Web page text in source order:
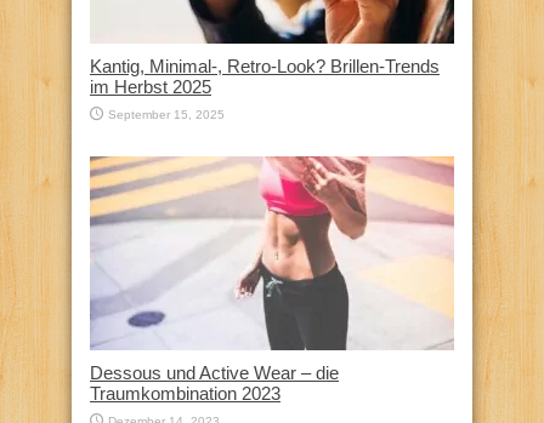
Kantig, Minimal-, Retro-Look? Brillen-Trends
im Herbst 2025
September 15, 2025
Dessous und Active Wear – die
Traumkombination 2023